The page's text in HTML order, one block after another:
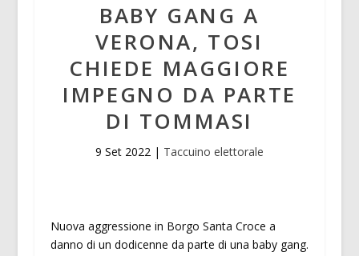
BABY GANG A
VERONA, TOSI
CHIEDE MAGGIORE
IMPEGNO DA PARTE
DI TOMMASI
9 Set 2022| Taccuino elettorale
Nuova aggressione in Borgo Santa Croce a
danno di un dodicenne da parte di una baby gang.